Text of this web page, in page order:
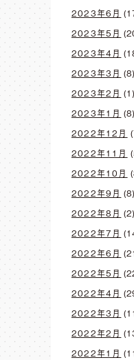
2023年6月
2023年5月
2023年4月
2023年3月 (8)
2023年2月 (1)
2023年1月 (8)
2022年12月
2022年11月
2022年10月
2022年9月 (8)
2022年8月 (2)
2022年7月
2022年6月
2022年5月
2022年4月
2022年3月
2022年2月
2022年1月